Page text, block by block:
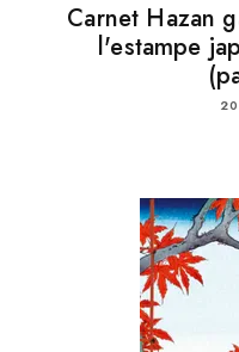
Carnet Hazan
l'estampe